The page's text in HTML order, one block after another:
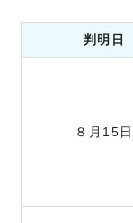
判明日
８月15日